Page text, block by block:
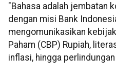
"Bahasa adalah jembatan
dengan misi Bank
mengomunikasikan
Paham (CBP) Rupiah,
inflasi, hingga